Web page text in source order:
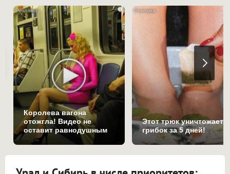
i
Королева вагона
отожгла! Видео не
оставит равнодушным
Этот трюк уничтожает
грибок за 5 дней!